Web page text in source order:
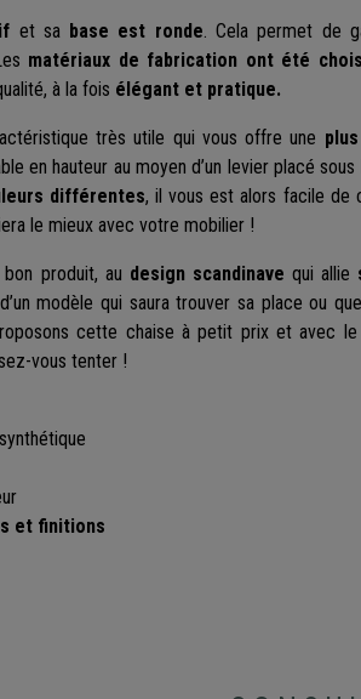
et sa base est ronde. Cela permet de
matériaux de fabrication ont été
à la fois élégant et pratique.
très utile qui vous offre une
en hauteur au moyen d’un levier placé sous
différentes, il vous est alors facile de
le mieux avec votre mobilier !
produit, au design scandinave qui allie
modèle qui saura trouver sa place ou
cette chaise à petit prix et avec le
vous tenter !
et finitions